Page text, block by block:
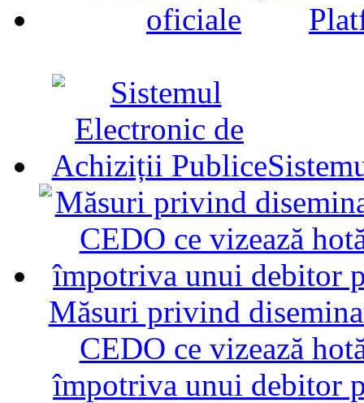
Măsuri privind
CEDO ce vizează
împotriva unui debitor